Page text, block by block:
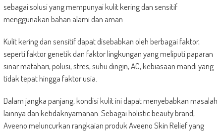
sebagai solusi yang mempunyai kulit kering dan sensitif
menggunakan bahan alami dan aman.
Kulit kering dan sensitif dapat disebabkan oleh berbagai faktor,
seperti faktor genetik dan faktor lingkungan yang meliputi paparan
sinar matahari, polusi, stres, suhu dingin, AC, kebiasaan mandi yang
tidak tepat hingga faktor usia.
Dalam jangka panjang, kondisi kulit ini dapat menyebabkan masalah
lainnya dan ketidaknyamanan. Sebagai holistic beauty brand,
Aveeno meluncurkan rangkaian produk Aveeno Skin Relief yang